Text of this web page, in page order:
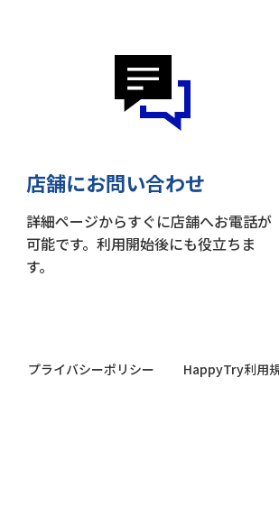
店舗にお問い合わせ
詳細ページからすぐに店舗へお電話が
可能です。利用開始後にも役立ちま
す。
プライバシーポリシー HappyTry利用